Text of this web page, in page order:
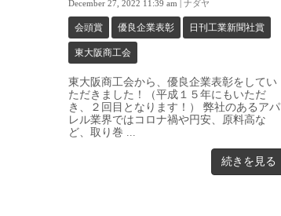
December 27, 2022 11:39 am ナダヤ
会頭賞 優良企業表彰 日刊工業新聞社賞
東大阪商工会
東大阪商工会から、優良企業表彰をしてい
ただきました！（平成１５年にもいただ
き、２回目となります！） 弊社のあるアパ
レル業界ではコロナ禍や円安、原料高な
ど、取り巻 ...
続きを見る